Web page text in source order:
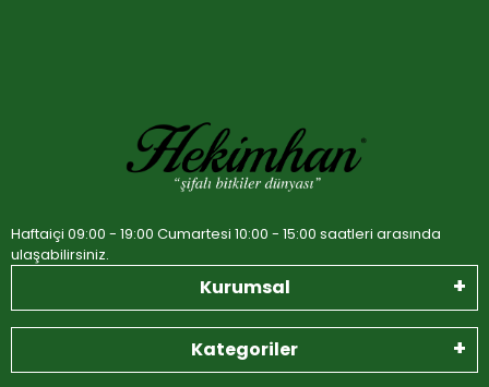
Haftaiçi 09:00 - 19:00 Cumartesi 10:00 - 15:00 saatleri arasında
ulaşabilirsiniz.
Kurumsal
Kategoriler